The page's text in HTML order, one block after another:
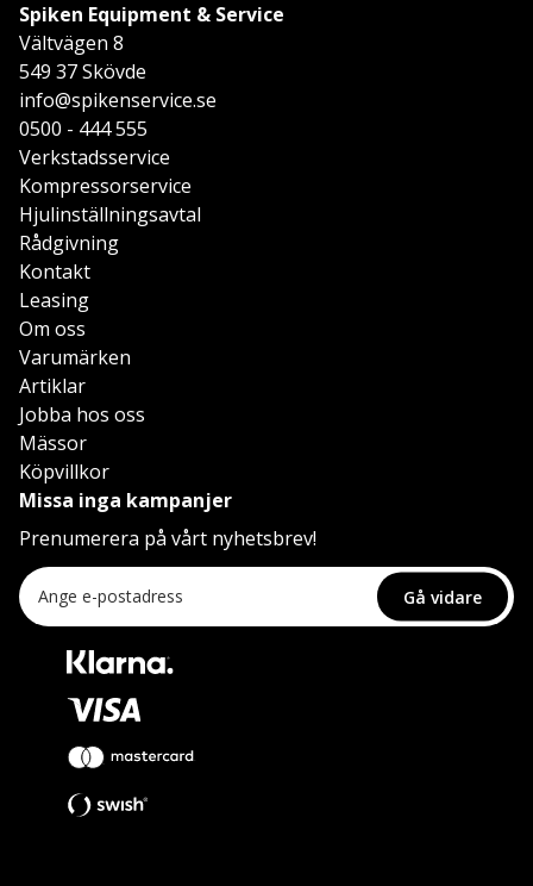
Spiken Equipment & Service
Vältvägen 8
549 37 Skövde
info@spikenservice.se
0500 - 444 555
Verkstadsservice
Kompressorservice
Hjulinställningsavtal
Rådgivning
Kontakt
Leasing
Om oss
Varumärken
Artiklar
Jobba hos oss
Mässor
Köpvillkor
Missa inga kampanjer
Prenumerera på vårt nyhetsbrev!
Gå vidare